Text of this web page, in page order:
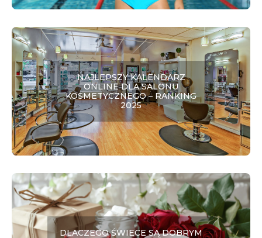
NAJLEPSZY KALENDARZ
ONLINE DLA SALONU
KOSMETYCZNEGO – RANKING
2025
DLACZEGO ŚWIECE SĄ DOBRYM